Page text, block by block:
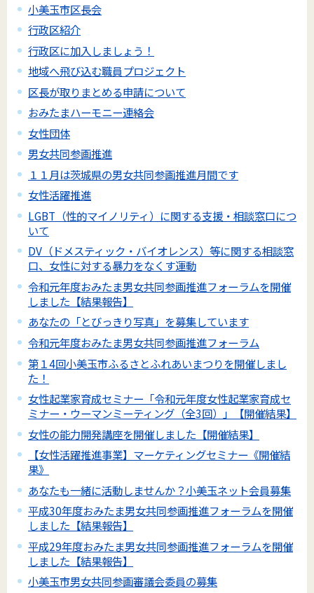
小美玉市区長会
行政区紹介
行政区に加入しましょう！
地域へ飛び込む職員プロジェクト
区長が取りまとめる申請について
おみたまハーモニー連絡会
女性団体
男女共同参画推進
１１月は茨城県の男女共同参画推進月間です
女性活躍推進
LGBT（性的マイノリティ）に関する支援・相談窓口につ
いて
DV（ドメスティック・バイオレンス）等に関する相談窓
口、女性に対する暴力をなくす運動
令和元年度おみたま男女共同参画推進フォーラムを開催
しました【結果報告】
あなたの「とびっきり写真」を募集しています
令和元年度おみたま男女共同参画推進フォーラム
第１4回小美玉市ふるさとふれあいまつりを開催しまし
た！
女性起業家育成セミナー「令和元年度女性起業家育成セ
ミナー・ウーマンミーティング（全3回）」【開催結果】
女性の能力開発講座を開催しました【開催結果】
【女性活躍推進事業】マーケティングセミナー《開催結
果》
あなたも一緒に活動しませんか？小美玉ネット会員募集
平成30年度おみたま男女共同参画推進フォーラムを開催
しました【結果報告】
平成29年度おみたま男女共同参画推進フォーラムを開催
しました【結果報告】
小美玉市男女共同参画審議会委員の募集